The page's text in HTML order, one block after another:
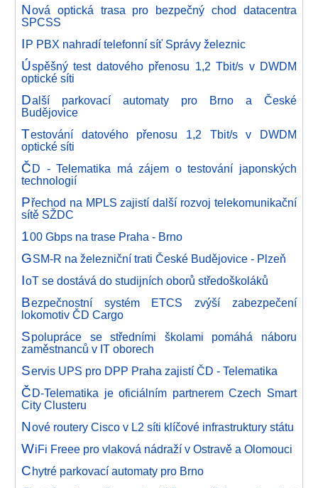
Nová optická trasa pro bezpečný chod datacentra
SPCSS
IP PBX nahradí telefonní síť Správy železnic
Úspěšný test datového přenosu 1,2 Tbit/s v DWDM
optické síti
Další parkovací automaty pro Brno a České
Budějovice
Testování datového přenosu 1,2 Tbit/s v DWDM
optické síti
ČD - Telematika má zájem o testování japonských
technologií
Přechod na MPLS zajistí další rozvoj telekomunikační
sítě SŽDC
100 Gbps na trase Praha - Brno
GSM-R na železniční trati České Budějovice - Plzeň
IoT se dostává do studijních oborů středoškoláků
Bezpečnostní systém ETCS zvýší zabezpečení
lokomotiv ČD Cargo
Spolupráce se středními školami pomáhá náboru
zaměstnanců v IT oborech
Servis UPS pro DPP Praha zajistí ČD - Telematika
ČD-Telematika je oficiálním partnerem Czech Smart
City Clusteru
Nové routery Cisco v L2 síti klíčové infrastruktury státu
WiFi Freee pro vlaková nádraží v Ostravě a Olomouci
Chytré parkovací automaty pro Brno